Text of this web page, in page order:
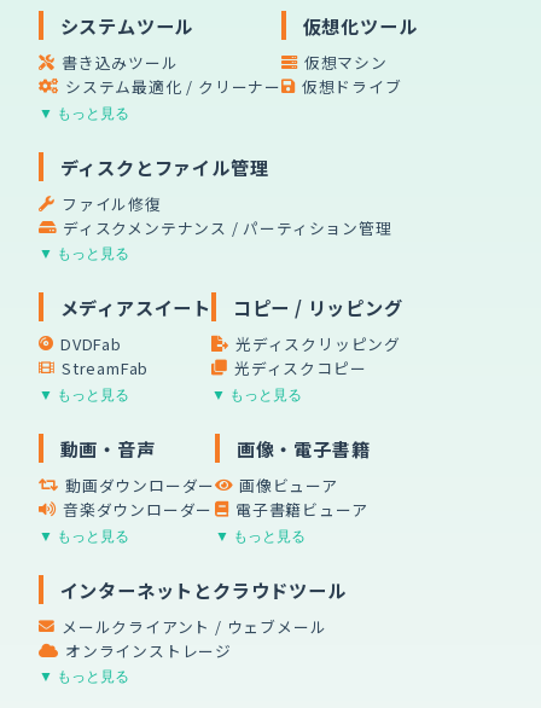
システムツール
書き込みツール
システム最適化 / クリーナー
▼ もっと見る
仮想化ツール
仮想マシン
仮想ドライブ
ディスクとファイル管理
ファイル修復
ディスクメンテナンス / パーティション管理
▼ もっと見る
メディアスイート
DVDFab
StreamFab
▼ もっと見る
コピー / リッピング
光ディスクリッピング
光ディスクコピー
▼ もっと見る
動画・音声
動画ダウンローダー
音楽ダウンローダー
▼ もっと見る
画像・電子書籍
画像ビューア
電子書籍ビューア
▼ もっと見る
インターネットとクラウドツール
メールクライアント / ウェブメール
オンラインストレージ
▼ もっと見る